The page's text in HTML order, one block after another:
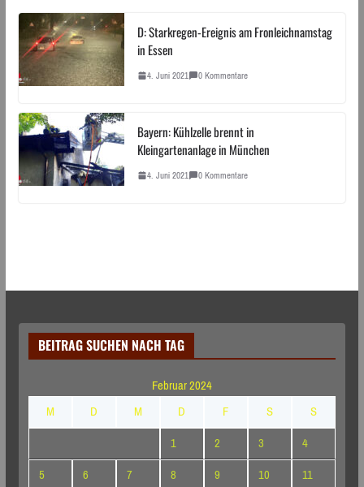
D: Starkregen-Ereignis am Fronleichnamstag
in Essen
4. Juni 2021 0 Kommentare
Bayern: Kühlzelle brennt in
Kleingartenanlage in München
4. Juni 2021 0 Kommentare
BEITRAG SUCHEN NACH TAG
Februar 2024
M
D M D F S
S
1
2 3
4
5
6 7 8 9 10
11